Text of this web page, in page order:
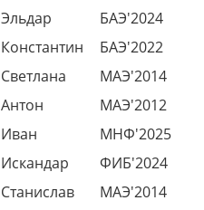
Эльдар
БАЭ'2024
Константин
БАЭ'2022
Светлана
МАЭ'2014
Антон
МАЭ'2012
Иван
МНФ'2025
Искандар
ФИБ'2024
Станислав
МАЭ'2014